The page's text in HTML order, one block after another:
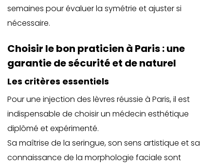
semaines pour évaluer la symétrie et ajuster si
nécessaire.
Choisir le bon praticien à Paris : une
garantie de sécurité et de naturel
Les critères essentiels
Pour une injection des lèvres réussie à Paris, il est
indispensable de choisir un médecin esthétique
diplômé et expérimenté.
Sa maîtrise de la seringue, son sens artistique et sa
connaissance de la morphologie faciale sont